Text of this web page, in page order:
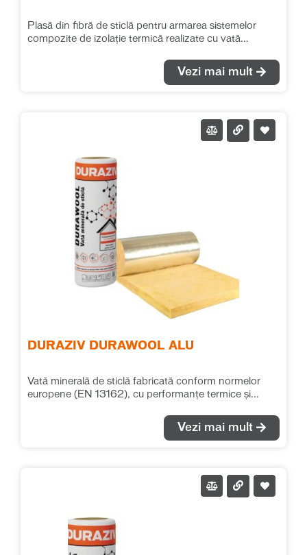
Plasă din fibră de sticlă pentru armarea sistemelor
compozite de izolație termică realizate cu vată
Vezi mai mult
DURAZIV DURAWOOL ALU
Vată minerală de sticlă fabricată conform normelor
europene (EN 13162), cu performanțe termice și
termice și fonice în toate tipurile de aplicații, fără ca
saltelele de vată să fie supuse unor solicitări mecanice
orientată către interior (către zona caldă a încăperii),
având rol de barieră de vapori. Recomandăm
realizarea unei etanșeități continue a foliei de aluminiu,
0.040 W/(m*K)
Vezi mai mult